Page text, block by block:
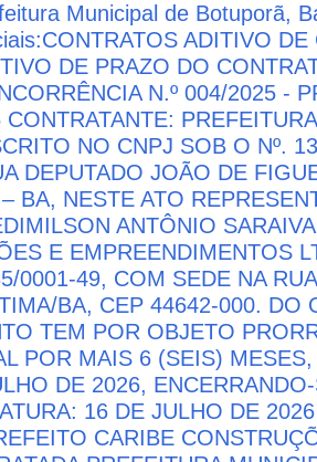
Municipal de Botuporã,
ADITIVO DE
DE PRAZO DO
N.º 004/2025 -
CONTRATANTE:
NO CNPJ SOB O Nº.
DEPUTADO JOÃO DE
BA, NESTE ATO
ANTÔNIO
E EMPREENDIMENTOS
0001-49, COM SEDE NA
BA, CEP 44642-000. DO
TEM POR OBJETO
POR MAIS 6 (SEIS)
DE 2026,
16 DE JULHO DE
CARIBE